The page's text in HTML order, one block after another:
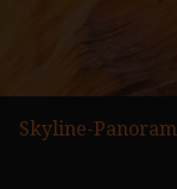
Skyline-